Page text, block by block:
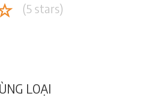
(5 stars)
LOẠI